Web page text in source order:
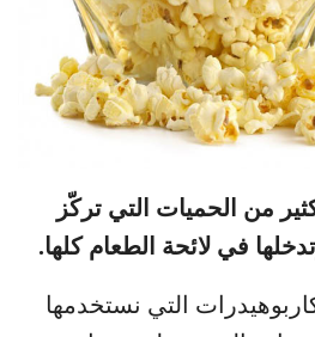
من الحميات التي تركّز
في لائحة الطعام كلها.
التي نستخدمها